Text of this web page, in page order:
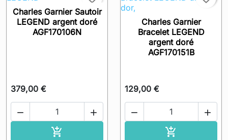
Charles Garnier Sautoir
LEGEND argent doré
AGF170106N
379,00 €
 

Charles Garnier
Bracelet LEGEND
argent doré
AGF170151B
129,00 €
 
